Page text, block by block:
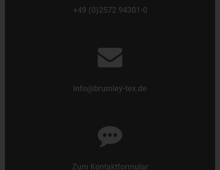
+49 (0)2572 94301-0
info@brumley-tex.de
Zum Kontaktformular